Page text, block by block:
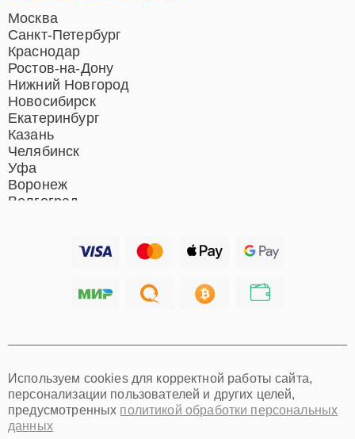
Москва
Санкт-Петербург
Краснодар
Ростов-на-Дону
Нижний Новгород
Новосибирск
Екатеринбург
Казань
Челябинск
Уфа
Воронеж
Волгоград
Хабаровск
Омск
Красноярск
Пермь
Ульяновск
Используем cookies для корректной работы сайта,
персонализации пользователей и других целей,
предусмотренных политикой обработки персональных
данных